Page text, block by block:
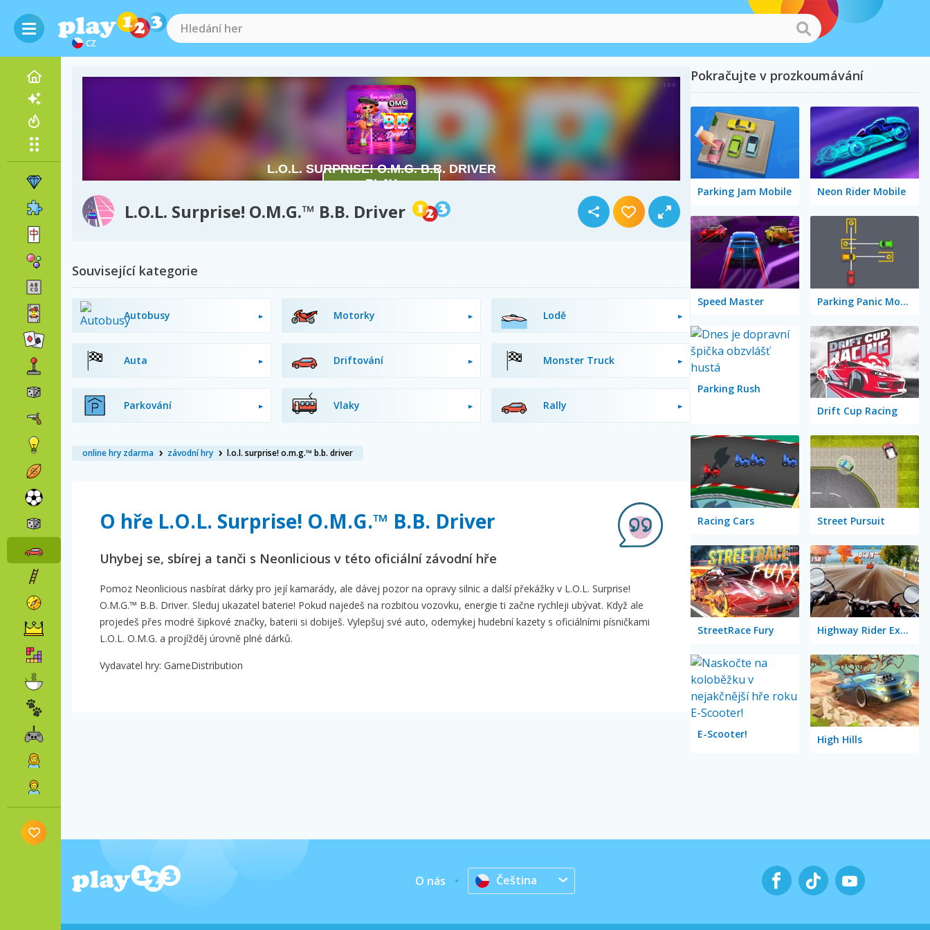
CZ
L.O.L. Surprise! O.M.G.™ B.B. Driver
Související kategorie
Autobusy Motorky Lodě
Auta Driftování Monster Truck
Parkování Vlaky Rally
online hry zdarma závodní hry l.o.l. surprise! o.m.g.™ b.b. driver
O hře L.O.L. Surprise! O.M.G.™ B.B. Driver
Uhybej se, sbírej a tanči s Neonlicious v této oficiální závodní hře
Pomoz Neonlicious nasbírat dárky pro její kamarády, ale dávej pozor na opravy silnic a další překážky v L.O.L. Surprise!
O.M.G.™ B.B. Driver. Sleduj ukazatel baterie! Pokud najedeš na rozbitou vozovku, energie ti začne rychleji ubývat. Když ale
projedeš přes modré šipkové značky, baterii si dobiješ. Vylepšuj své auto, odemykej hudební kazety s oficiálními písničkami
L.O.L. O.M.G. a projížděj úrovně plné dárků.
Vydavatel hry: GameDistribution
Pokračujte v prozkoumávání
Parking Jam Mobile Neon Rider Mobile
Speed Master Parking Panic Mobile
Parking Rush
Drift Cup Racing
Racing Cars Street Pursuit
StreetRace Fury Highway Rider Extreme
E-Scooter! High Hills
O nás Čeština